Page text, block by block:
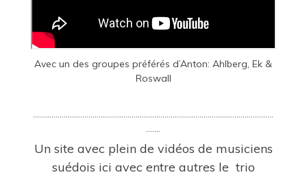
Avec un des groupes préférés d’Anton: Ahlberg, Ek &
Roswall
Un site avec plein de vidéos de musiciens
suédois ici avec entre autres le trio